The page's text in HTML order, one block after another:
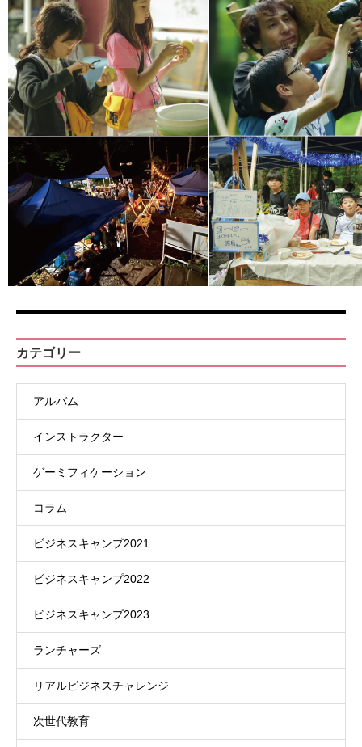
カテゴリー
アルバム
インストラクター
ゲーミフィケーション
コラム
ビジネスキャンプ2021
ビジネスキャンプ2022
ビジネスキャンプ2023
ランチャーズ
リアルビジネスチャレンジ
次世代教育